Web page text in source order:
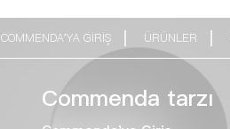
COMMENDA'YA GIRIŞ ÜRÜNLER
Commenda tarzı